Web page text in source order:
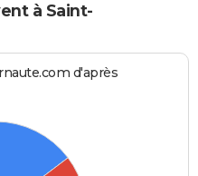
à Saint-
d'après